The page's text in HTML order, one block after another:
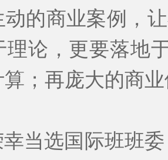
动的商业案例，
理论，更要落
；再庞大的商
当选国际班班